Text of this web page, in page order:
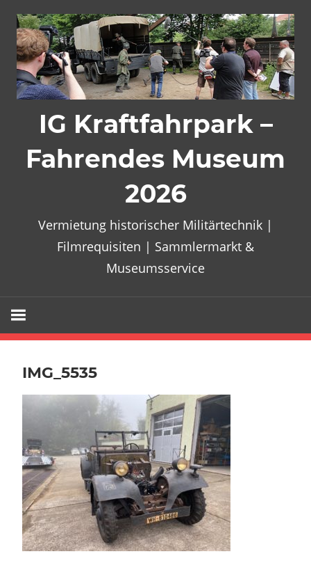
Inhalt
springen
IG Kraftfahrpark –
Fahrendes Museum
2026
Vermietung historischer Militärtechnik |
Filmrequisiten | Sammlermarkt &
Museumsservice
IMG_5535